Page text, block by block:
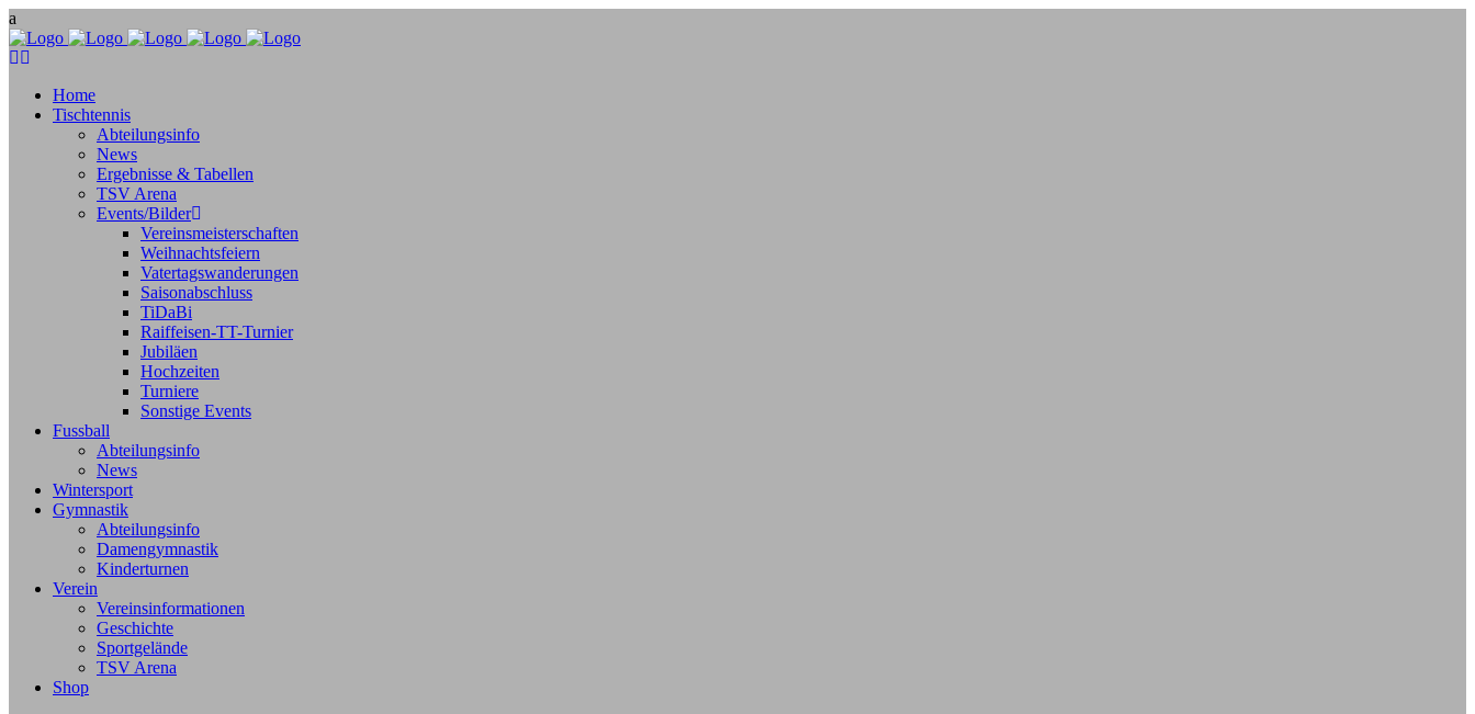
Home
Tischtennis
Abteilungsinfo
News
Ergebnisse & Tabellen
TSV Arena
Events/Bilder
Vereinsmeisterschaften
Weihnachtsfeiern
Vatertagswanderungen
Saisonabschluss
TiDaBi
Raiffeisen-TT-Turnier
Jubiläen
Hochzeiten
Turniere
Sonstige Events
Fussball
Abteilungsinfo
News
Wintersport
Gymnastik
Abteilungsinfo
Damengymnastik
Kinderturnen
Verein
Vereinsinformationen
Geschichte
Sportgelände
TSV Arena
Shop